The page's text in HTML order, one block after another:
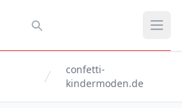
confetti-
kindermoden.de